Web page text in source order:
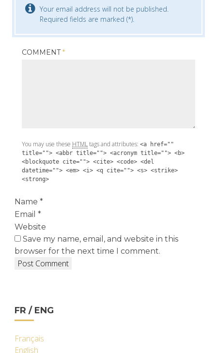
Your email address will not be published.
Required fields are marked (*).
COMMENT*
You may use these HTMLtags and attributes: <a href=""
title=""> <abbr title=""> <acronym title=""> <b>
<blockquote cite=""> <cite> <code> <del
datetime=""> <em> <i> <q cite=""> <s> <strike>
<strong>
Name *
Email *
Website
Save my name, email, and website in this
browser for the next time I comment.
FR / ENG
Français
English